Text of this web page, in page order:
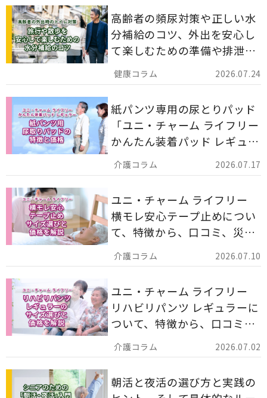
2026.07.24
高齢者の頻尿対策や正しい水
分補給のコツ、外出を安心し
て楽しむための準備や排泄ケ
ア用品の選び方を解説しま
す。
2026.07.17
紙パンツ専用の尿とりパッド
「ユニ・チャーム ライフリー
かんたん装着パッド レギュラ
ー 計162枚」について解説し
ます。
2026.07.10
ユニ・チャーム ライフリー
横モレ安心テープ止めについ
て、特徴から、口コミ、災害
備蓄としての活用法まで分か
りやすく解説します。
2026.07.02
ユニ・チャーム ライフリー
リハビリパンツ レギュラーに
ついて、特徴から、口コミ、
災害備蓄としての活用法まで
分かりやすく解説します。
朝活と夜活の選び方と実践の